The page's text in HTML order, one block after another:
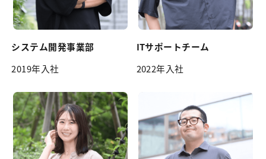
システム開発事業部
2019年入社
ITサポートチーム
2022年入社